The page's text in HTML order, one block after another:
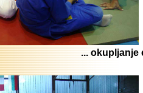
... okupljanje